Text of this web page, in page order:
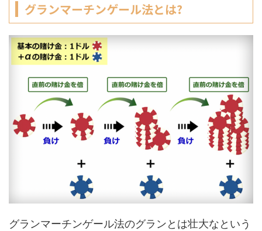
グランマーチンゲール法とは?
グランマーチンゲール法のグランとは壮大なという